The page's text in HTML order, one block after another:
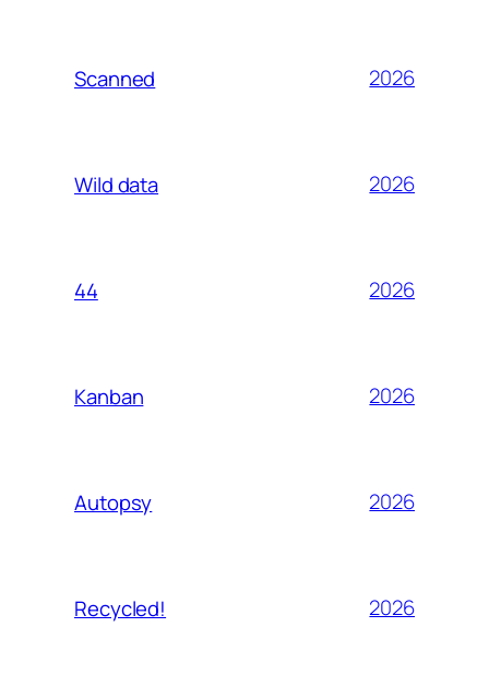
Scanned 2026
Wild data 2026
44 2026
Kanban 2026
Autopsy 2026
Recycled! 2026